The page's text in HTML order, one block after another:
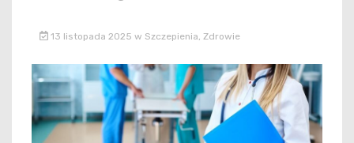
13 listopada 2025 w Szczepienia Zdrowie